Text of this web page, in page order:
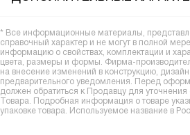
* Все информационные материалы,
справочный характер и не могут в полной
информацию о свойствах, комплектации и
цвета, размеры и формы. Фирма-
на внесение изменений в конструкцию,
предварительного уведомления. Перед
должен обратиться к Продавцу для уточнения
Товара. Подробная информация о товаре
упаковке товара. Используемое название в